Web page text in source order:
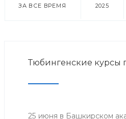
ЗА ВСЕ ВРЕМЯ 2025
Тюбингенские курсы
25 июня в Башкирском